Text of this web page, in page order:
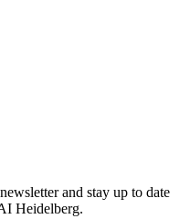
and stay up to date
Heidelberg.